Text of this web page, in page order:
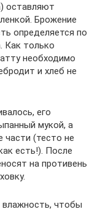
оставляют
Брожение
определяется по
Как только
необходимо
и хлеб не
его
мукой, а
(тесто не
есть!). После
на противень
влажность, чтобы